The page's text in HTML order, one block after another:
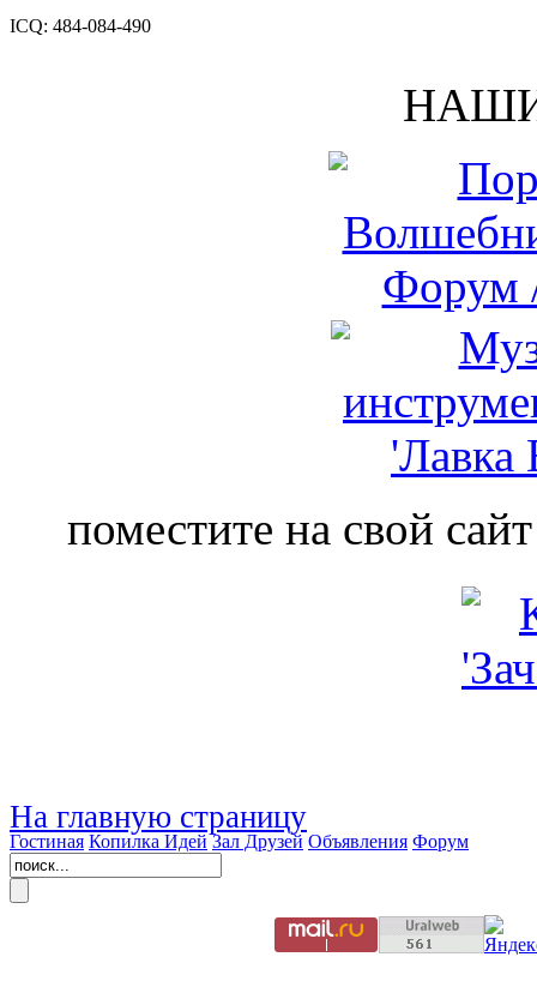
ICQ: 484-084-490
поместите на свой
На главную страницу
Гостиная Копилка Идей Зал Друзей Объявления Форум